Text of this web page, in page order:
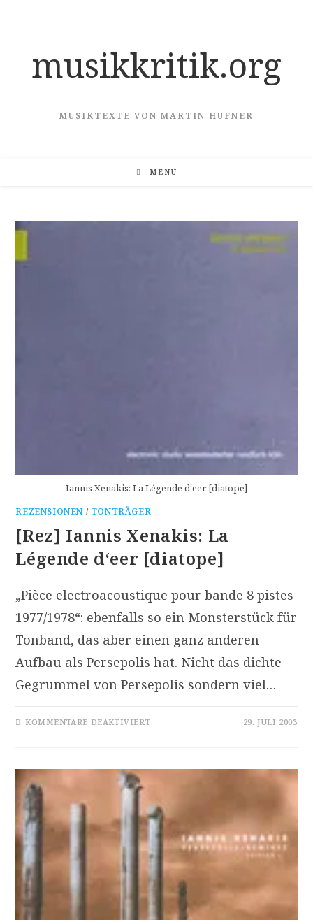
musikkritik.org
MUSIKTEXTE VON MARTIN HUFNER
MENÜ
Iannis Xenakis: La Légende d‘eer [diatope]
REZENSIONEN / TONTRÄGER
[Rez] Iannis Xenakis: La
Légende d‘eer [diatope]
„Pièce electroacoustique pour bande 8 pistes
1977/1978“: ebenfalls so ein Monsterstück für
Tonband, das aber einen ganz anderen
Aufbau als Persepolis hat. Nicht das dichte
Gegrummel von Persepolis sondern viel…
KOMMENTARE DEAKTIVIERTFÜR
LÉGENDE
29. JULI 2003